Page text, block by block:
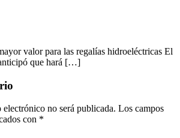
valor para las regalías hidroeléctricas El
que hará […]
no será publicada. Los campos
con *